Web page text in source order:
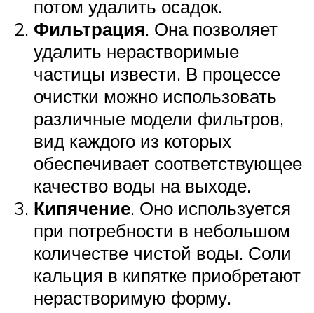
потом удалить осадок.
Фильтрация. Она позволяет
удалить нерастворимые
частицы извести. В процессе
очистки можно использовать
различные модели фильтров,
вид каждого из которых
обеспечивает соответствующее
качество воды на выходе.
Кипячение. Оно используется
при потребности в небольшом
количестве чистой воды. Соли
кальция в кипятке приобретают
нерастворимую форму.